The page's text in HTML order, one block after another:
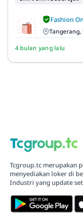
Fashion
4 bulan yang lalu
Tcgroup.tc merupakan
menyediakan loker di
Industri yang update